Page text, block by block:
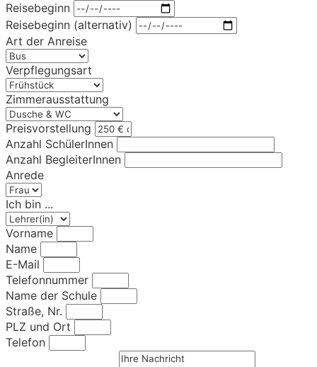
Reisebeginn
Reisebeginn (alternativ)
Art der Anreise
Verpflegungsart
Zimmerausstattung
Preisvorstellung
Anzahl SchülerInnen
Anzahl BegleiterInnen
Anrede
Ich bin ...
Vorname
Name
E-Mail
Telefonnummer
Name der Schule
Straße, Nr.
PLZ und Ort
Telefon